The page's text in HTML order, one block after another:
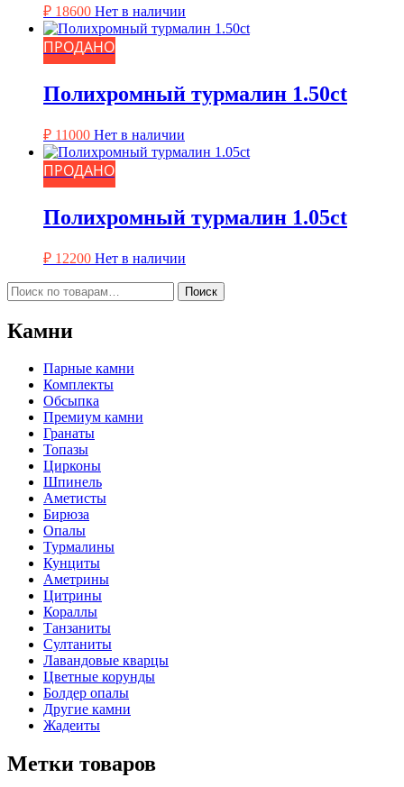
₽ 18600 Нет в наличии
ПРОДАНО
Полихромный турмалин 1.50ct
₽ 11000 Нет в наличии
ПРОДАНО
Полихромный турмалин 1.05ct
₽ 12200 Нет в наличии
Искать:
Поиск
Камни
Парные камни
Комплекты
Обсыпка
Премиум камни
Гранаты
Топазы
Цирконы
Шпинель
Аметисты
Бирюза
Опалы
Турмалины
Кунциты
Аметрины
Цитрины
Кораллы
Танзаниты
Султаниты
Лавандовые кварцы
Цветные корунды
Болдер опалы
Другие камни
Жадеиты
Метки товаров